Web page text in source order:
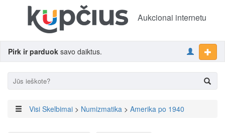
Aukcionai internetu
Pirk ir parduok savo daiktus.
Visi Skelbimai > Numizmatika > Amerika po 1940